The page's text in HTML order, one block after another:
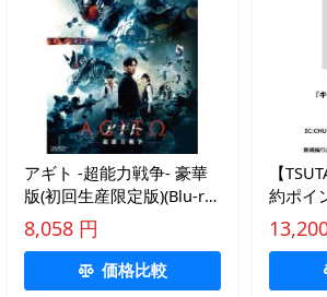
アギト -超能力戦争- 豪華
版(初回生産限定版)(Blu-ray
Disc) ／ 仮面ライダー
(Blu-ray) (予約)
8,058 円
価格比較
【
約ポイ
ィーカ
限定生